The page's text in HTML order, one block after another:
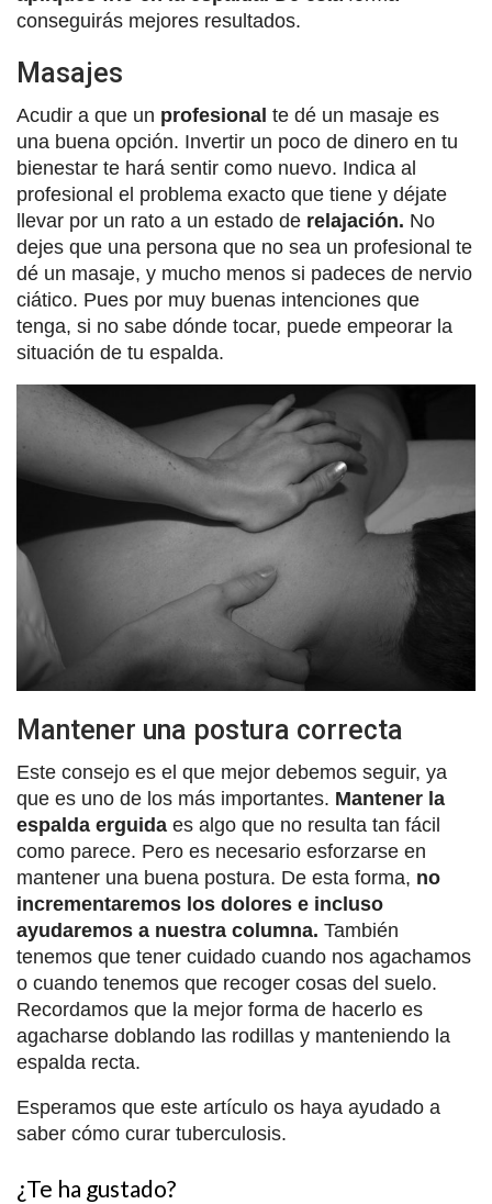
conseguirás mejores resultados.
Masajes
Acudir a que un profesional te dé un masaje es
una buena opción. Invertir un poco de dinero en tu
bienestar te hará sentir como nuevo. Indica al
profesional el problema exacto que tiene y déjate
llevar por un rato a un estado de relajación. No
dejes que una persona que no sea un profesional te
dé un masaje, y mucho menos si padeces de nervio
ciático. Pues por muy buenas intenciones que
tenga, si no sabe dónde tocar, puede empeorar la
situación de tu espalda.
Mantener una postura correcta
Este consejo es el que mejor debemos seguir, ya
que es uno de los más importantes. Mantener la
espalda erguida es algo que no resulta tan fácil
como parece. Pero es necesario esforzarse en
mantener una buena postura. De esta forma, no
incrementaremos los dolores e incluso
ayudaremos a nuestra columna. También
tenemos que tener cuidado cuando nos agachamos
o cuando tenemos que recoger cosas del suelo.
Recordamos que la mejor forma de hacerlo es
agacharse doblando las rodillas y manteniendo la
espalda recta.
Esperamos que este artículo os haya ayudado a
saber cómo curar tuberculosis.
¿Te ha gustado?